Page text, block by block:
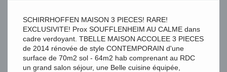
SCHIRRHOFFEN MAISON 3 PIECES! RARE!
EXCLUSIVITE! Prox SOUFFLENHEIM AU CALME dans
cadre verdoyant. TBELLE MAISON ACCOLEE 3 PIECES
de 2014 rénovée de style CONTEMPORAIN d'une
surface de 70m2 sol - 64m2 hab comprenant au RDC
un grand salon séjour, une Belle cuisine équipée,